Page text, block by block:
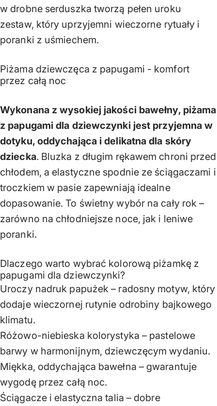
w drobne serduszka tworzą pełen uroku
zestaw, który uprzyjemni wieczorne rytuały i
poranki z uśmiechem.
Piżama dziewczęca z papugami - komfort
przez całą noc
Wykonana z wysokiej jakości bawełny, piżama
z papugami dla dziewczynki jest przyjemna w
dotyku, oddychająca i delikatna dla skóry
dziecka. Bluzka z długim rękawem chroni przed
chłodem, a elastyczne spodnie ze ściągaczami i
troczkiem w pasie zapewniają idealne
dopasowanie. To świetny wybór na cały rok –
zarówno na chłodniejsze noce, jak i leniwe
poranki.
Dlaczego warto wybrać kolorową piżamkę z
papugami dla dziewczynki?
Uroczy nadruk papużek – radosny motyw, który
dodaje wieczornej rutynie odrobiny bajkowego
klimatu.
Różowo-niebieska kolorystyka – pastelowe
barwy w harmonijnym, dziewczęcym wydaniu.
Miękka, oddychająca bawełna – gwarantuje
wygodę przez całą noc.
Ściągacze i elastyczna talia – dobre